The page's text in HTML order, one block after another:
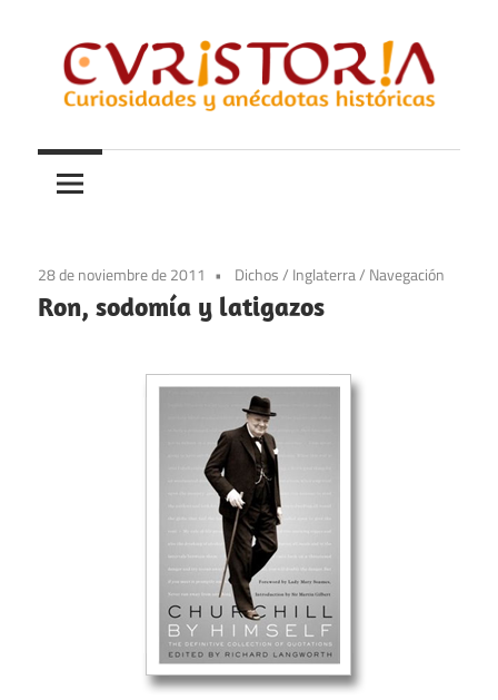
contenido
Curistoria
y
anécdotas
historia
28 de noviembre de 2011 Dichos/ Inglaterra/ Navegación
Ron, sodomía y latigazos